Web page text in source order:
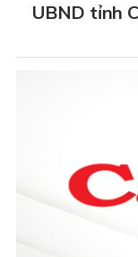
UBND tỉnh